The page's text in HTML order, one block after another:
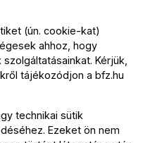
(ún. cookie-kat)
ahhoz, hogy
Kérjük,
tájékozódjon a bfz.hu
technikai sütik
Ezeket ön nem